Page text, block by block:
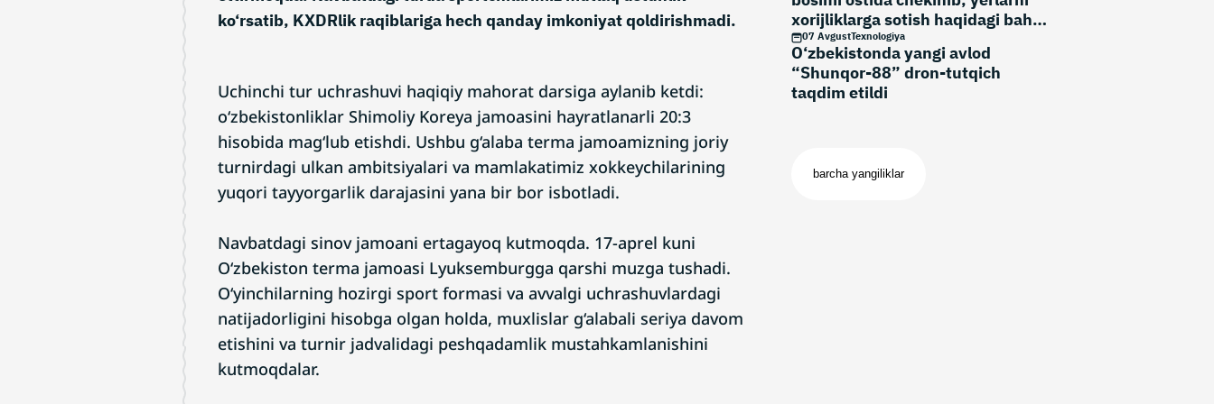
ko‘rsatib, KXDRlik raqiblariga hech qanday imkoniyat qoldirishmadi.
Uchinchi tur uchrashuvi haqiqiy mahorat darsiga aylanib ketdi:
o‘zbekistonliklar Shimoliy Koreya jamoasini hayratlanarli 20:3
hisobida mag‘lub etishdi. Ushbu g‘alaba terma jamoamizning joriy
turnirdagi ulkan ambitsiyalari va mamlakatimiz xokkeychilarining
yuqori tayyorgarlik darajasini yana bir bor isbotladi.
Navbatdagi sinov jamoani ertagayoq kutmoqda. 17-aprel kuni
O‘zbekiston terma jamoasi Lyuksemburgga qarshi muzga tushadi.
O‘yinchilarning hozirgi sport formasi va avvalgi uchrashuvlardagi
natijadorligini hisobga olgan holda, muxlislar g‘alabali seriya davom
etishini va turnir jadvalidagi peshqadamlik mustahkamlanishini
kutmoqdalar.
xorijliklarga sotish haqidagi bahsli
normani bekor qildi
07 AvgustTexnologiya
O‘zbekistonda yangi avlod
“Shunqor-88” dron-tutqich
taqdim etildi
barcha yangiliklar